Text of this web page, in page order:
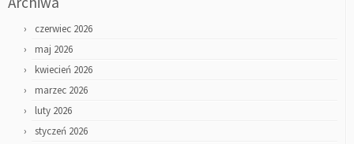
czerwiec 2026
maj 2026
kwiecień 2026
marzec 2026
luty 2026
styczeń 2026